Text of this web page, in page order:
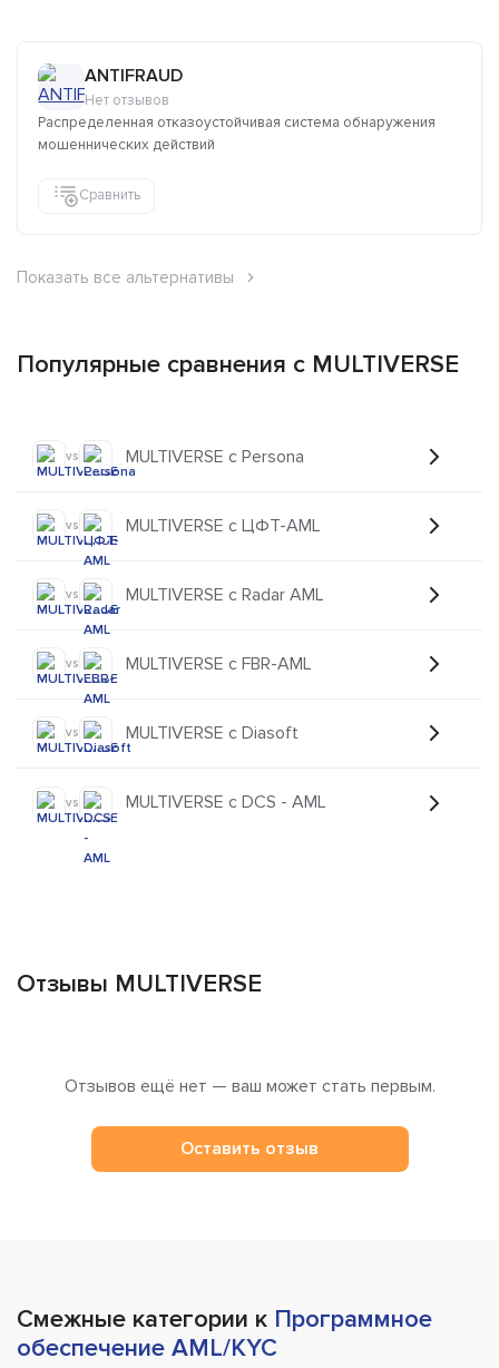
ANTIFRAUD
Нет отзывов
Распределенная отказоустойчивая система обнаружения
мошеннических действий
Сравнить
Показать все альтернативы
Популярные сравнения с MULTIVERSE
vs MULTIVERSE с Persona
vs MULTIVERSE с ЦФТ-AML
vs MULTIVERSE с Radar AML
vs MULTIVERSE с FBR-AML
vs MULTIVERSE с Diasoft
vs MULTIVERSE с DCS - AML
Отзывы MULTIVERSE
Отзывов ещё нет — ваш может стать первым.
Оставить отзыв
Смежные категории к Программное
обеспечение AML/KYC